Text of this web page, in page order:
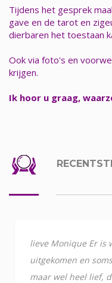
Tijdens het gesprek
gave en de tarot en
dierbaren het toestaan
Ook via foto's en
krijgen.
Ik hoor u graag,
lieve Monique Er is
uitgekomen en
maar wel heel lief,